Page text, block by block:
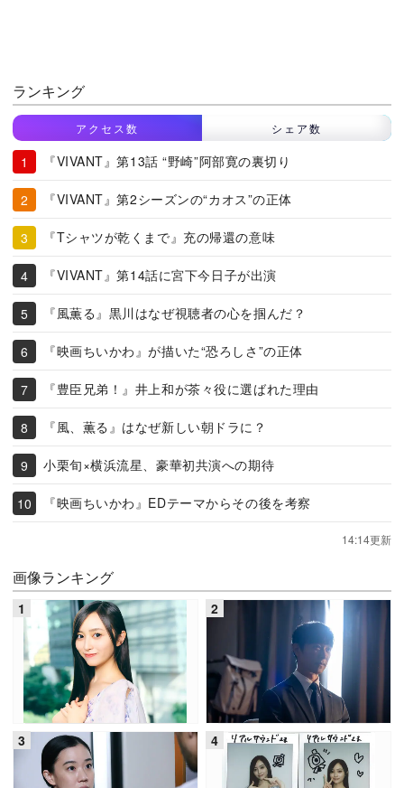
ランキング
アクセス数 シェア数
『VIVANT』第13話 “野崎”阿部寛の裏切り
『VIVANT』第2シーズンの“カオス”の正体
『Tシャツが乾くまで』充の帰還の意味
『VIVANT』第14話に宮下今日子が出演
『風薫る』黒川はなぜ視聴者の心を掴んだ？
『映画ちいかわ』が描いた“恐ろしさ”の正体
『豊臣兄弟！』井上和が茶々役に選ばれた理由
『風、薫る』はなぜ新しい朝ドラに？
小栗旬×横浜流星、豪華初共演への期待
『映画ちいかわ』EDテーマからその後を考察
14:14更新
画像ランキング